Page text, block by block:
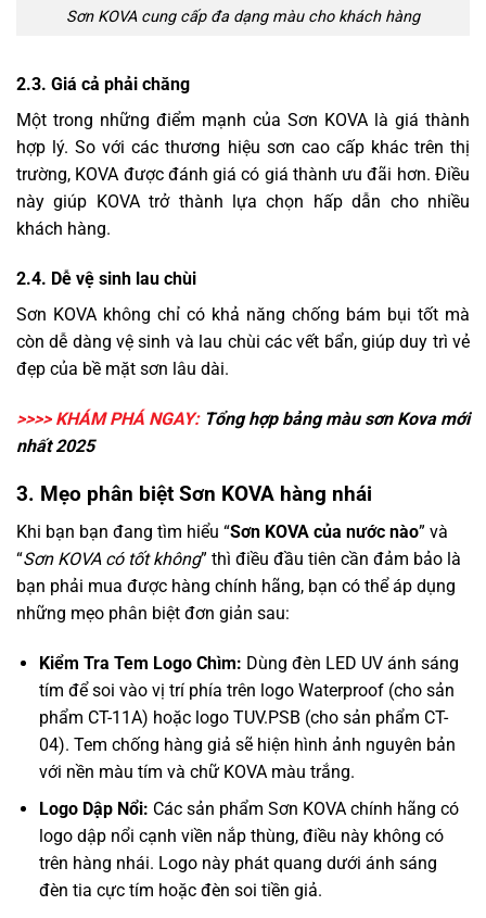
Sơn KOVA cung cấp đa dạng màu cho khách hàng
2.3. Giá cả phải chăng
Một trong những điểm mạnh của Sơn KOVA là giá thành
hợp lý. So với các thương hiệu sơn cao cấp khác trên thị
trường, KOVA được đánh giá có giá thành ưu đãi hơn. Điều
này giúp KOVA trở thành lựa chọn hấp dẫn cho nhiều
khách hàng.
2.4. Dễ vệ sinh lau chùi
Sơn KOVA không chỉ có khả năng chống bám bụi tốt mà
còn dễ dàng vệ sinh và lau chùi các vết bẩn, giúp duy trì vẻ
đẹp của bề mặt sơn lâu dài.
>>>> KHÁM PHÁ NGAY:Tổng hợp bảngmàu sơn Kovamới
nhất 2025
3. Mẹo phân biệt Sơn KOVA hàng nhái
Khi bạn bạn đang tìm hiểu “Sơn KOVA của nước nào” và
“Sơn KOVA có tốt không” thì điều đầu tiên cần đảm bảo là
bạn phải mua được hàng chính hãng, bạn có thể áp dụng
những mẹo phân biệt đơn giản sau:
Kiểm Tra Tem Logo Chìm: Dùng đèn LED UV ánh sáng
tím để soi vào vị trí phía trên logo Waterproof (cho sản
phẩm CT-11A) hoặc logo TUV.PSB (cho sản phẩm CT-
04). Tem chống hàng giả sẽ hiện hình ảnh nguyên bản
với nền màu tím và chữ KOVA màu trắng.
Logo Dập Nổi: Các sản phẩm Sơn KOVA chính hãng có
logo dập nổi cạnh viền nắp thùng, điều này không có
trên hàng nhái. Logo này phát quang dưới ánh sáng
đèn tia cực tím hoặc đèn soi tiền giả.